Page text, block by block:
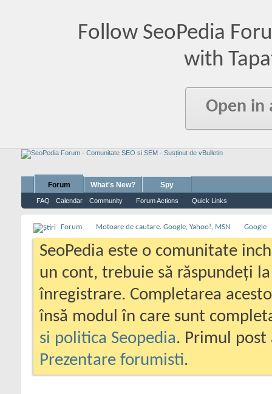
Follow SeoPedia
with
Open in
Forum
FAQ Calendar Community Forum Actions Quick Links
What's New? Spy
Forum Motoare de cautare. Google, Yahoo!, MSN Google
SeoPedia este o comunitate
un cont, trebuie să răspundeți
înregistrare. Completarea
însă modul în care sunt
si politica Seopedia. Primul
Prezentare forumisti.